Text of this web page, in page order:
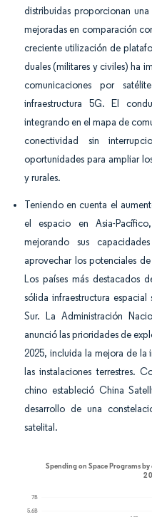
distribuidas proporcionan
mejoradas en comparación
creciente utilización de
duales (militares y civiles) ha
comunicaciones por
infraestructura 5G. El
integrando en el mapa de
conectividad sin
oportunidades para ampliar
y rurales.
Teniendo en cuenta el
el espacio en Asia-
mejorando sus
aprovechar los potenciales
Los países más destacados
sólida infraestructura
Sur. La Administración
anunció las prioridades de
2025, incluida la mejora de la
las instalaciones terrestres.
chino estableció China
desarrollo de una
satelital.